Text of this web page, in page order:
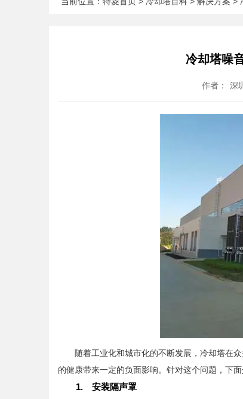
冷却塔噪
作者： 深
随着工业化和城市化的不断发展，冷却塔在众
的健康带来一定的负面影响。针对这个问题，下面
1. 安装隔声罩